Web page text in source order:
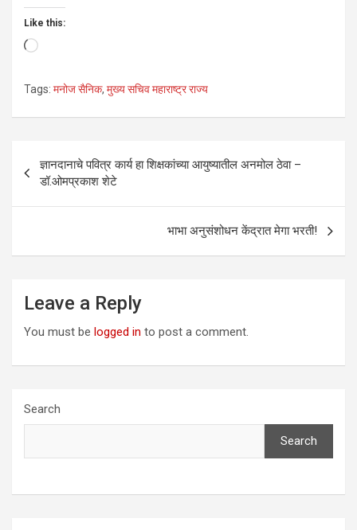
Like this:
Loading…
Tags: मनोज सैनिक, मुख्य सचिव महाराष्ट्र राज्य
navigation
ज्ञानदानाचे पवित्र कार्य हा शिक्षकांच्या आयुष्यातील अनमोल ठेवा –
डॉ.ओमप्रकाश शेटे
भाभा अनुसंशोधन केंद्रात मेगा भरती!
Leave a Reply
You must be logged in to post a comment.
Search
Search